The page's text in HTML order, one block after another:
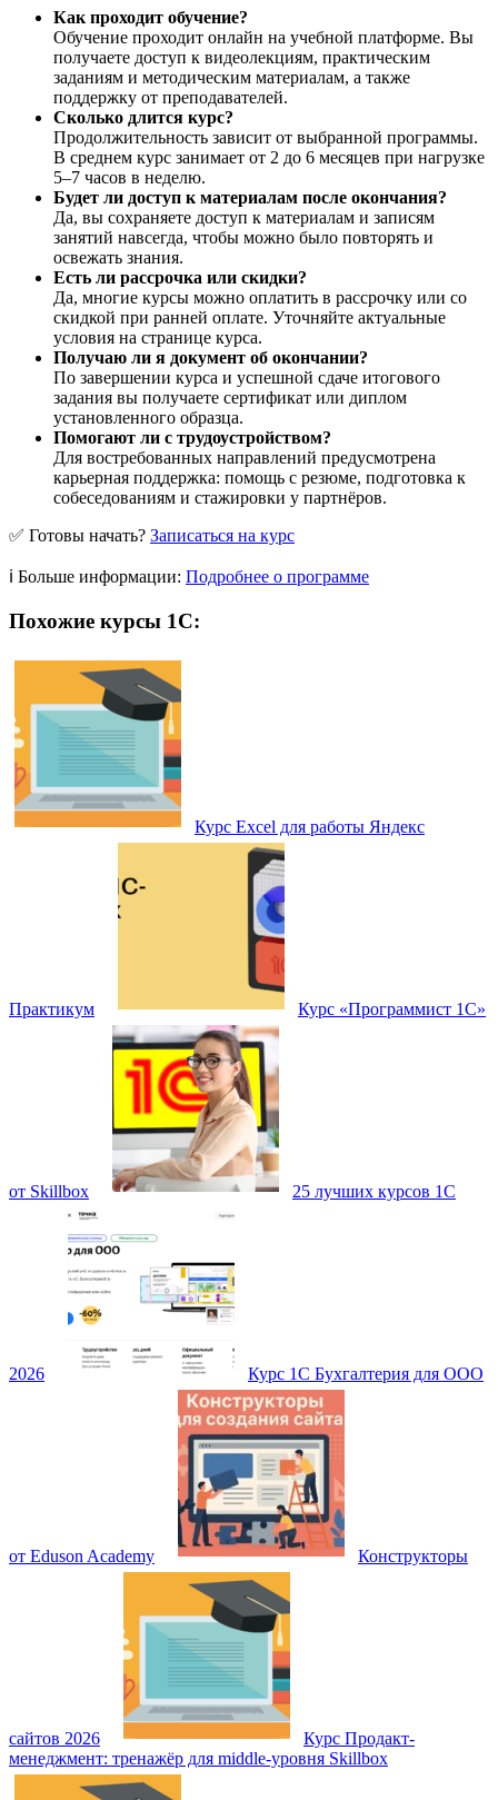
Как проходит обучение?
Обучение проходит онлайн на учебной платформе. Вы
получаете доступ к видеолекциям, практическим
заданиям и методическим материалам, а также
поддержку от преподавателей.
Сколько длится курс?
Продолжительность зависит от выбранной программы.
В среднем курс занимает от 2 до 6 месяцев при нагрузке
5–7 часов в неделю.
Будет ли доступ к материалам после окончания?
Да, вы сохраняете доступ к материалам и записям
занятий навсегда, чтобы можно было повторять и
освежать знания.
Есть ли рассрочка или скидки?
Да, многие курсы можно оплатить в рассрочку или со
скидкой при ранней оплате. Уточняйте актуальные
условия на странице курса.
Получаю ли я документ об окончании?
По завершении курса и успешной сдаче итогового
задания вы получаете сертификат или диплом
установленного образца.
Помогают ли с трудоустройством?
Для востребованных направлений предусмотрена
карьерная поддержка: помощь с резюме, подготовка к
собеседованиям и стажировки у партнёров.
✅ Готовы начать? Записаться на курс
ℹ️ Больше информации: Подробнее о программе
Похожие курсы 1С:
Курс Excel для работы Яндекс
Практикум Курс «Программист 1С»
от Skillbox 25 лучших курсов 1С
2026 Курс 1С Бухгалтерия для ООО
от Eduson Academy Конструкторы
сайтов 2026
Курс Продакт-
менеджмент: тренажёр для middle-уровня Skillbox